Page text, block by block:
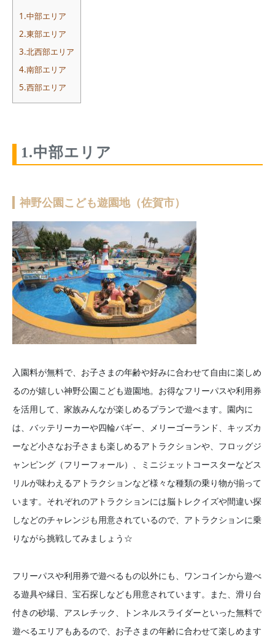
1.中部エリア
2.東部エリア
3.北西部エリア
4.南部エリア
5.西部エリア
1.中部エリア
神野公園こども遊園地（佐賀市）
入園料が無料で、お子さまの年齢や好みに合わせて自由に楽しめ
るのが嬉しい神野公園こども遊園地。お得なフリーパスや利用券
を活用して、家族みんなが楽しめるプランで遊べます。園内に
は、バッテリーカーや四輪バギー、メリーゴーランド、キッズカ
ーなど小さなお子さまも楽しめるアトラクションや、フロッグジ
ャンピング（フリーフォール）、ミニジェットコースターなどス
リルが味わえるアトラクションなど様々な種類の乗り物が揃って
います。それぞれのアトラクションには脳トレクイズや間違い探
しなどのチャレンジも用意されているので、アトラクションに乗
りながら挑戦してみましょう☆
フリーパスや利用券で遊べるもの以外にも、ワンコインから遊べ
る遊具や縁日、宝石探しなども用意されています。また、滑り台
付きの砂場、アスレチック、トンネルスライダーといった無料で
遊べるエリアもあるので、お子さまの年齢に合わせて楽しめます